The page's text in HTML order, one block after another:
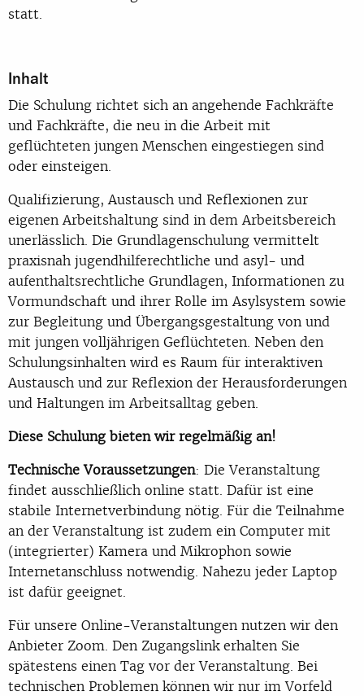
statt.
Inhalt
Die Schulung richtet sich an angehende Fachkräfte
und Fachkräfte, die neu in die Arbeit mit
geflüchteten jungen Menschen eingestiegen sind
oder einsteigen.
Qualifizierung, Austausch und Reflexionen zur
eigenen Arbeitshaltung sind in dem Arbeitsbereich
unerlässlich. Die Grundlagenschulung vermittelt
praxisnah jugendhilferechtliche und asyl- und
aufenthaltsrechtliche Grundlagen, Informationen zu
Vormundschaft und ihrer Rolle im Asylsystem sowie
zur Begleitung und Übergangsgestaltung von und
mit jungen volljährigen Geflüchteten. Neben den
Schulungsinhalten wird es Raum für interaktiven
Austausch und zur Reflexion der Herausforderungen
und Haltungen im Arbeitsalltag geben.
Diese Schulung bieten wir regelmäßig an!
Technische Voraussetzungen: Die Veranstaltung
findet ausschließlich online statt. Dafür ist eine
stabile Internetverbindung nötig. Für die Teilnahme
an der Veranstaltung ist zudem ein Computer mit
(integrierter) Kamera und Mikrophon sowie
Internetanschluss notwendig. Nahezu jeder Laptop
ist dafür geeignet.
Für unsere Online-Veranstaltungen nutzen wir den
Anbieter Zoom. Den Zugangslink erhalten Sie
spätestens einen Tag vor der Veranstaltung. Bei
technischen Problemen können wir nur im Vorfeld